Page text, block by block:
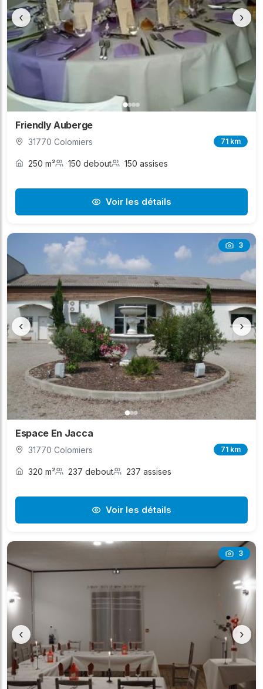
‹ ›
Friendly Auberge
31770 Colomiers 71 km
250 m² 150 debout 150 assises
Voir les détails
3
‹ ›
Espace En Jacca
31770 Colomiers 71 km
320 m² 237 debout 237 assises
Voir les détails
3
‹ ›